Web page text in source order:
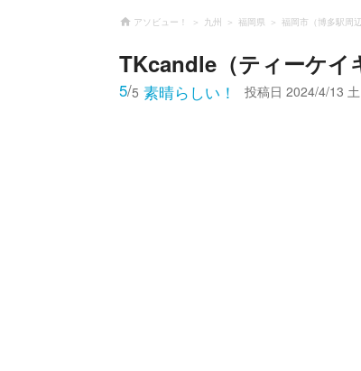
アソビュー！ 九州 福岡県 福岡市（博多駅周
TKcandle（ティーケイ
5/5 素晴らしい！ 投稿日 2024/4/13 土